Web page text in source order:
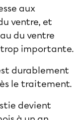
aux
ventre, et
du ventre
trop importante.
durablement
le traitement.
devient